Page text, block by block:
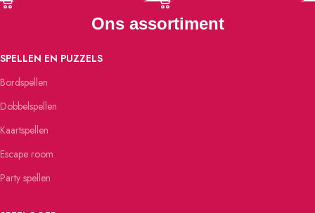
Ons assortiment
SPELLEN EN PUZZELS
Bordspellen
Dobbelspellen
Kaartspellen
Escape room
Party spellen